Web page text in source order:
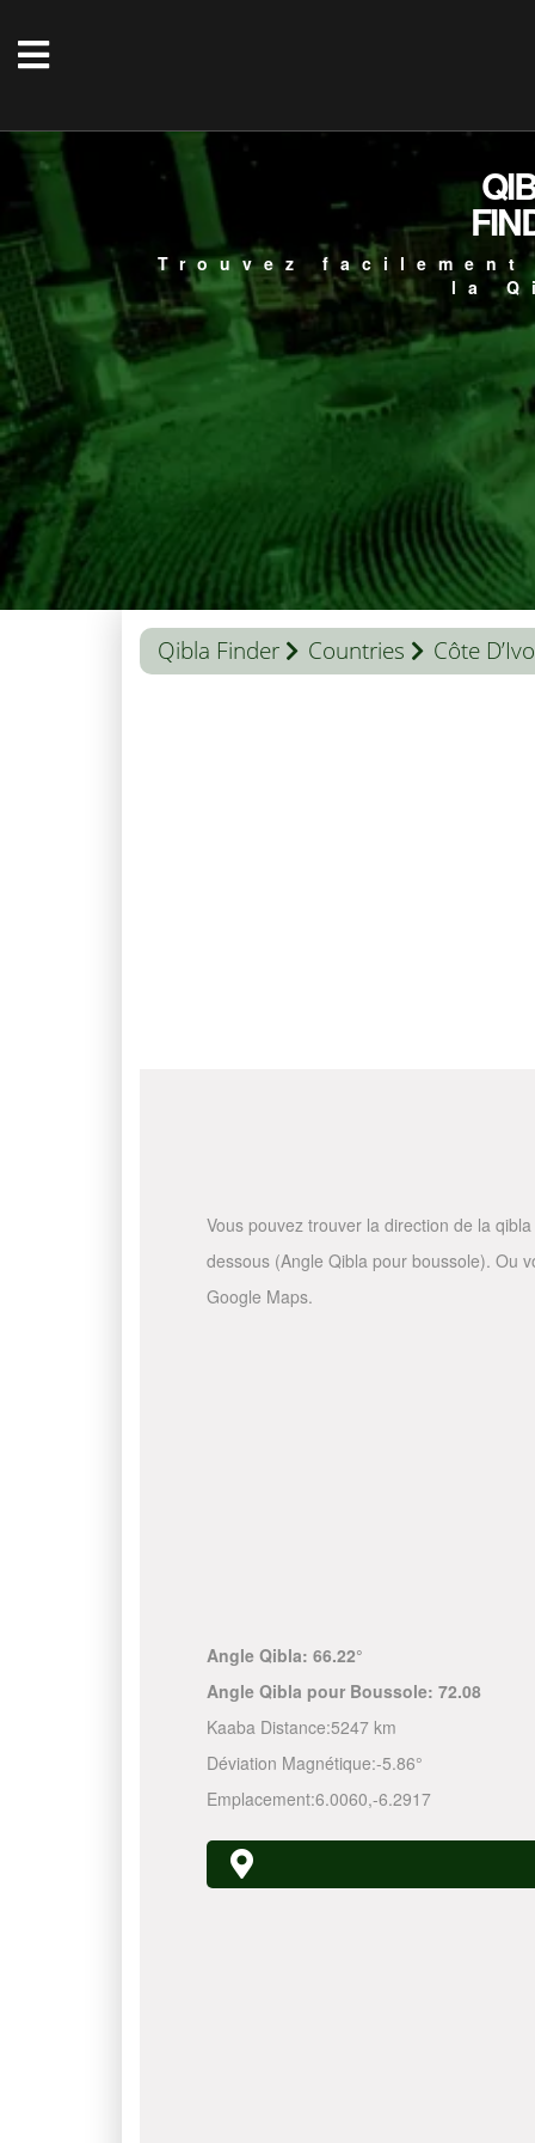
Trouvez
la
Qibla Finder Countries Côte
Vous pouvez trouver la direction de la
dessous (Angle Qibla pour boussole). Ou
Google Maps.
Angle Qibla: 66.22°
Angle Qibla pour Boussole: 72.08
Kaaba Distance:5247 km
Déviation Magnétique:-5.86°
Emplacement:6.0060,-6.2917